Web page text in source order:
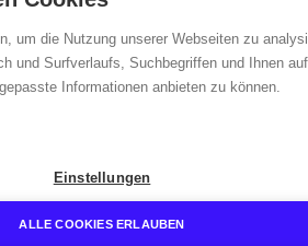
um die Nutzung unserer Webseiten zu
und Surfverlaufs, Suchbegriffen und Ihnen
Informationen anbieten zu können.
Einstellungen
ALLE COOKIES ERLAUBEN